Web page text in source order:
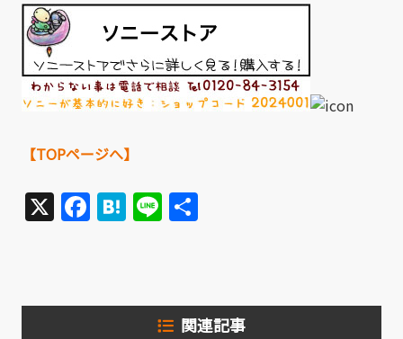
【TOPページへ】
X Facebook
Hatena
Line
関連記事